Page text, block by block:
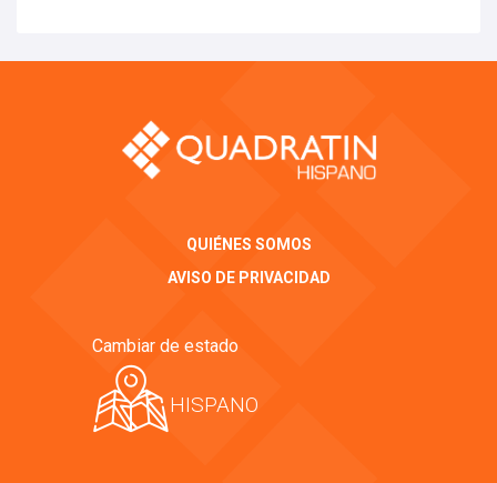
QUIÉNES SOMOS
AVISO DE PRIVACIDAD
Cambiar de estado
HISPANO